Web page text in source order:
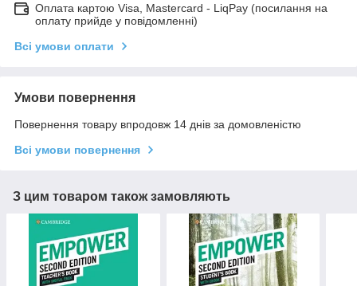
Оплата картою Visa, Mastercard - LiqPay (посилання на
оплату прийде у повідомленні)
Всі умови оплати
Умови повернення
Повернення товару впродовж 14 днів за домовленістю
Всі умови повернення
З цим товаром також замовляють